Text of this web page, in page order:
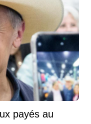
payés au